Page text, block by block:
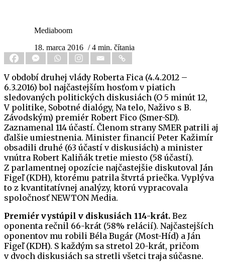
Mediaboom
18. marca 2016 / 4 min. čítania
V období druhej vlády Roberta Fica (4.4.2012 –
6.3.2016) bol najčastejším hosťom v piatich
sledovaných politických diskusiách (O 5 minút 12,
V politike, Sobotné dialógy, Na telo, Naživo s B.
Závodským) premiér Robert Fico (Smer-SD).
Zaznamenal 114 účastí. Členom strany SMER patrili aj
ďalšie umiestnenia. Minister financií Peter Kažimír
obsadili druhé (63 účastí v diskusiách) a minister
vnútra Robert Kaliňák tretie miesto (58 účastí).
Z parlamentnej opozície najčastejšie diskutoval Ján
Figeľ (KDH), ktorému patrila štvrtá priečka. Vyplýva
to z kvantitatívnej analýzy, ktorú vypracovala
spoločnosť NEWTON Media.
Premiér vystúpil v diskusiách 114-krát. Bez
oponenta rečnil 66-krát (58% relácií). Najčastejších
oponentov mu robili Béla Bugár (Most-Híd) a Ján
Figeľ (KDH). S každým sa stretol 20-krát, pričom
v dvoch diskusiách sa stretli všetci traja súčasne.